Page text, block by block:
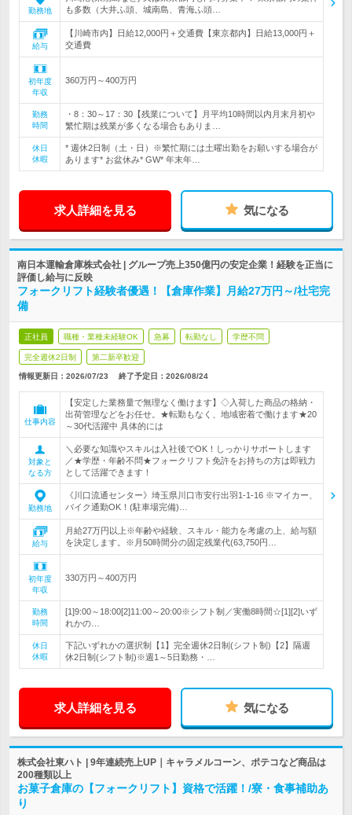
勤務地
も多数（大井ふ頭、城南島、青海ふ頭…
給与
【川崎市内】日給12,000円＋交通費【東京都内】日給13,000円＋
交通費
初年度
年収
360万円～400万円
勤務
時間
・8：30～17：30【残業について】月平均10時間以内月末月初や
繁忙期は残業が多くなる場合もありま…
休日
休暇
* 週休2日制（土・日）※繁忙期には土曜出勤をお願いする場合が
あります* お盆休み* GW* 年末年…
求人詳細を見る 気になる
南日本運輸倉庫株式会社 | グループ売上350億円の安定企業！経験を正当に
評価し給与に反映
フォークリフト経験者優遇！【倉庫作業】月給27万円～/社宅完
備
正社員 職種・業種未経験OK 急募 転勤なし 学歴不問
完全週休2日制 第二新卒歓迎
情報更新日：2026/07/23 終了予定日： 2026/08/24
仕事内容
【安定した業務量で無理なく働けます】◇入荷した商品の格納・
出荷管理などをお任せ。★転勤もなく、地域密着で働けます★20
～30代活躍中 具体的には
対象と
なる方
＼必要な知識やスキルは入社後でOK！しっかりサポートします
／★学歴・年齢不問★フォークリフト免許をお持ちの方は即戦力
として活躍できます！
勤務地
《川口流通センター》埼玉県川口市安行出羽1-1-16 ※マイカー、
バイク通勤OK！(駐車場完備)…
給与
月給27万円以上※年齢や経験、スキル・能力を考慮の上、給与額
を決定します。※月50時間分の固定残業代(63,750円…
初年度
年収
330万円～400万円
勤務
時間
[1]9:00～18:00[2]11:00～20:00※シフト制／実働8時間☆[1][2]いず
れかの…
休日
休暇
下記いずれかの選択制【1】完全週休2日制(シフト制)【2】隔週
休2日制(シフト制)※週1～5日勤務・…
求人詳細を見る 気になる
株式会社東ハト | 9年連続売上UP｜キャラメルコーン、ポテコなど商品は
200種類以上
お菓子倉庫の【フォークリフト】資格で活躍！/寮・食事補助あ
り